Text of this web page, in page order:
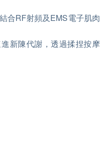
合RF射頻及EMS電子肌肉
新陳代謝，透過揉捏按摩